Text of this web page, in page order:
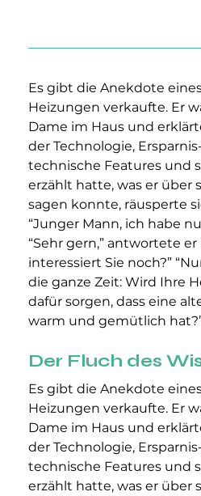
Es gibt die Anekdote
Heizungen verkaufte. Er
Dame im Haus und
der Technologie,
technische Features und
erzählt hatte, was er über
sagen konnte, räusperte
“Junger Mann, ich habe
“Sehr gern,” antwortete er
interessiert Sie noch?”
die ganze Zeit: Wird Ihre
dafür sorgen, dass eine
warm und gemütlich
Der Fluch des
Es gibt die Anekdote
Heizungen verkaufte. Er
Dame im Haus und
der Technologie,
technische Features und
erzählt hatte, was er über